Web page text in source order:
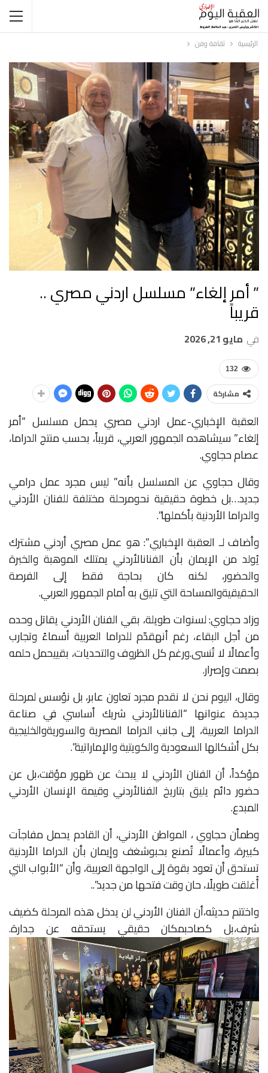
الرئيسية ثقافة وفن
” أمر إلغاء” مسلسل اردني مصري ..
قريباً
في مايو 21, 2026
132
مشاركة
العقبة الإخباري-عمل اردني مصري يحمل مسلسل “أمر
إلغاء” سيشاهده الجمهور العربي، قريباً، بحسب منتج الدراما،
عصام حجاوي.
وقال حجاوي عن المسلسل بأنه” ليس مجرد عمل درامي
جديد…بل خطوة حقيقية نحومرحلة مختلفة للفنان الأردني
والدراماالأردنيةبأكملها”.
وأضاف لـ العقبة الإخباري”: هو عملمصري أردنيمشترك
يُولد من الإيمان بأن الفنانالأردني يمتلك الموهبة والخبرة
والحضور،
لكنه كان بحاجة فقط إلى
الفرصة
الحقيقيةوالمساحةالتيتليقبهأمامالجمهورالعربي.
وزاد حجاوي: لسنواتطويلة، بقيالفنانالأردنييقاتلوحده
من أجل البقاء، رغم أنهقدّم للدراما العربية أسماءً وتجارب
وأعمالًالاتُنسى.ورغمكلالظروفوالتحديات، بقييحملحلمه
بصمتوإصرار.
وقال، اليومنحنلانقدممجردتعاون عابر، بلنؤسسلمرحلة
جديدة عنوانها “الفنانالأردني شريك أساسي في صناعة
الدراما العربية، إلى جانب الدراما المصرية والسوريةوالخليجية
بكلأشكالهاالسعوديةوالكويتيةوالإماراتية”.
مؤكداً، أن الفنان الأردني لا يبحث عن ظهور مؤقت،بل عن
حضور دائم يليق بتاريخ الفنالأردني وقيمة الإنسان الأردني
المبدع.
وطمأن حجاوي ، المواطن الأردني، أن القادميحملمفاجآت
كبيرة، وأعمالًا تُصنع بحبوشغف وإيمان بأن الدراما الأردنية
تستحقأنتعودبقوةإلىالواجهةالعربية، وأن“الأبوابالتي
أُغلقتطويلًا، حانوقتفتحهامنجديد”..
واختتم حديثه،أنالفنانالأردنيلنيدخلهذهالمرحلةكضيف
شرف،بل كصاحبمكان حقيقي يستحقه عن جدارة.